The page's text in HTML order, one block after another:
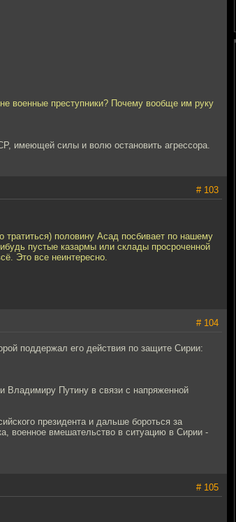
военные преступники? Почему вообще им руку
имеющей силы и волю остановить агрессора.
# 103
тратиться) половину Асад посбивает по нашему
пустые казармы или склады просроченной
Это все неинтересно.
# 104
поддержал его действия по защите Сирии:
Владимиру Путину в связи с напряженной
президента и дальше бороться за
военное вмешательство в ситуацию в Сирии -
# 105